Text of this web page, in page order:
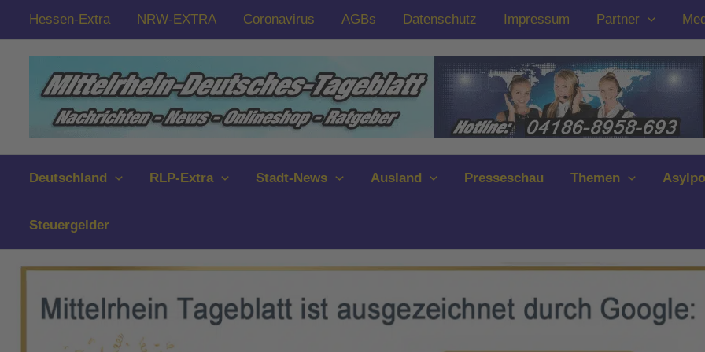
Zum
springen
Hessen-Extra NRW-EXTRA Coronavirus AGBs Datenschutz Impressum Partner
Deutschland RLP-Extra Stadt-News Ausland Presseschau Themen
Steuergelder